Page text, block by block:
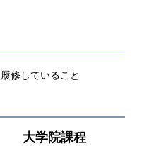
修していること
大学院課程